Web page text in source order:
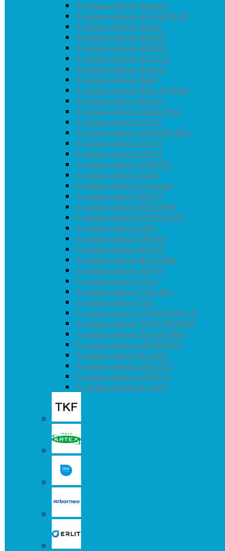
Душевые кабины Aquanet
Душевые кабины AQUAPULSE
Душевые кабины AquaZ
Душевые кабины ARCUS
Душевые кабины ARTEX
Душевые кабины AULICA
Душевые кабины AvaCan
Душевые кабины Banff
Душевые кабины Black & White
Душевые кабины Borneo
Душевые кабины Colden Frog
Душевые кабины DETO
Душевые кабины DOMANI-SPA
Душевые кабины EAGO
Душевые кабины ERLIT
Душевые кабины ESBANO
Душевые кабины Frank
Душевые кабины Grossman
Душевые кабины HOTO
Душевые кабины NIAGARA
Душевые кабины NOVELLINI
Душевые кабины ODA
Душевые кабины ORANS
Душевые кабины RIVER
Душевые кабины Royal Bath
Душевые кабины SSWW
Душевые кабины Timo
Душевые кабины Timo Eco
Душевые кабины TKF
Душевые кабины WASSERFALLE
Душевые кабины WELTWASSER
Душевые кабины Водный Мир
Душевые кабины МОНОМАХ
Душевые кабины H-серия
Душевые кабины JACUZZI
Душевые кабины TRITON
Душевые кабины К-серия